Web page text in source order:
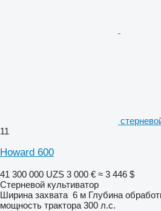
11
Howard 600
41 300 000 UZS 3 000 € ≈ 3 446 $
Стерневой культиватор
Ширина захвата 6 м Глубина
мощность трактора 300 л.с.